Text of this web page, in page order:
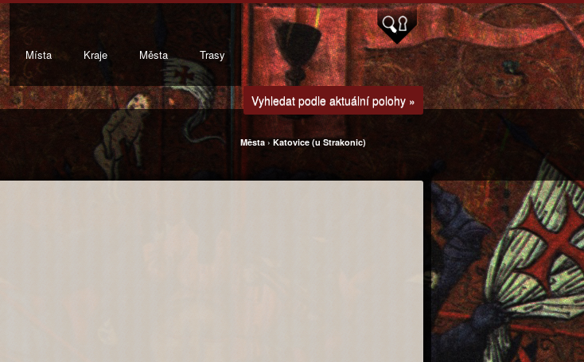
Místa Kraje Města Trasy
Vyhledat podle aktuální polohy »
Města ›Katovice (u Strakonic)